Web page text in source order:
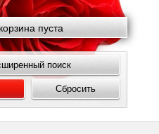
пуста
поиск
Сбросить